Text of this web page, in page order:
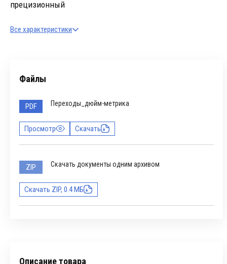
прецизионный
Все характеристики
Файлы
PDF Переходы_дюйм-метрика
Просмотр Скачать
ZIP Скачать документы одним архивом
Скачать ZIP, 0.4 МБ
Описание товара